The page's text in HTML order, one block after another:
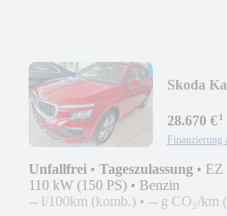
Skoda
28.670 €¹
Finanzierung
Unfallfrei • Tageszulassung • EZ
110 kW (150 PS) • Benzin
-- l/100km (komb.) • -- g CO₂/km